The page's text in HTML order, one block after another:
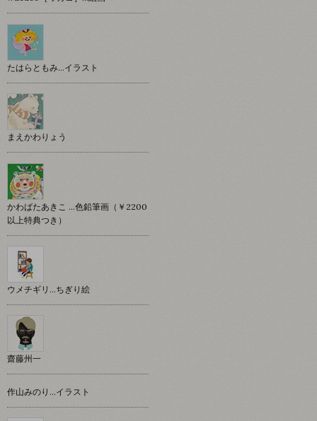
たはらともみ…イラスト
まえかわりょう
かわばたあきこ …色鉛筆画（￥2200
以上特典つき）
ウメチギリ…ちぎり絵
齋藤州一
作山みのり…イラスト